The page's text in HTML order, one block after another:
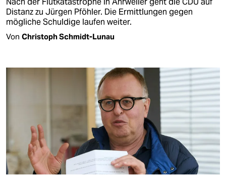
Distanz zu Jürgen Pföhler. Die Ermittlungen gegen
mögliche Schuldige laufen weiter.
Von Christoph Schmidt-Lunau